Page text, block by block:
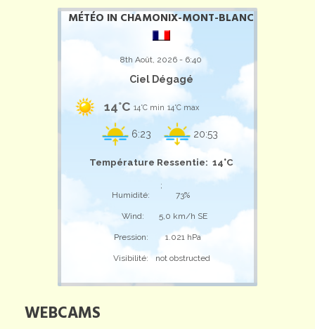
MÉTÉO IN CHAMONIX-MONT-BLANC
8th Août, 2026 - 6:40
Ciel Dégagé
14°C 14°C min 14°C max
6:23 20:53
Température Ressentie: 14°C
;
Humidité:
73%
Wind: 5,0 km/h SE
Pression: 1.021 hPa
Visibilité: not obstructed
WEBCAMS